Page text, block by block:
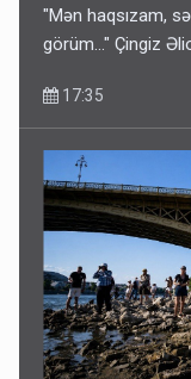
"Mən haqsızam,
görüm..." Çingiz
17:35